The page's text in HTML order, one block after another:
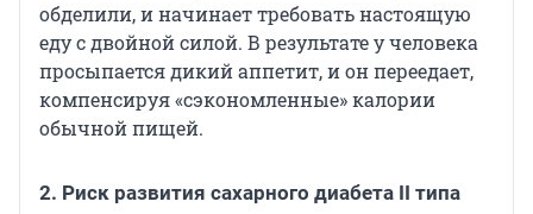
обделили, и начинает требовать настоящую
еду с двойной силой. В результате у человека
просыпается дикий аппетит, и он переедает,
компенсируя «сэкономленные» калории
обычной пищей.
2. Риск развития сахарного диабета II типа